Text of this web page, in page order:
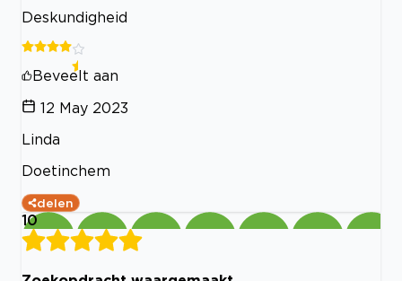
Deskundigheid
Beveelt aan
12 May 2023
Linda
Doetinchem
delen
10